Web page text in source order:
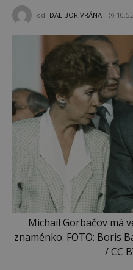
od DALIBOR VRÁNA
Michail Gorbačov má
znaménko. FOTO: Boris
/ CC